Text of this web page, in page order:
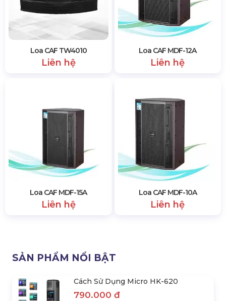
Loa CAF TW4010
Liên hệ
Loa CAF MDF-12A
Liên hệ
Loa CAF MDF-15A
Liên hệ
Loa CAF MDF-10A
Liên hệ
SẢN PHẨM NỔI BẬT
Cách Sử Dụng Micro HK-620
790.000 đ